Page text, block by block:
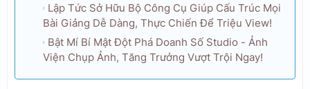
Lập Tức Sở Hữu Bộ Công Cụ Giúp Cấu Trúc Mọi
Bài Giảng Dễ Dàng, Thực Chiến Để Triệu View!
Bật Mí Bí Mật Đột Phá Doanh Số Studio - Ảnh
Viện Chụp Ảnh, Tăng Trưởng Vượt Trội Ngay!